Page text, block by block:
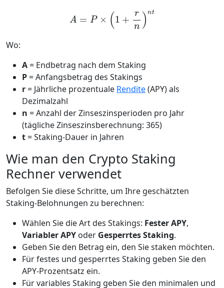
1+ nt
Wo:
A= Endbetrag nach dem Staking
P= Anfangsbetrag des Stakings
r= Jährliche prozentuale Rendite(APY) als
Dezimalzahl
n = Anzahl der Zinseszinsperioden pro Jahr
(tägliche Zinseszinsberechnung: 365)
t= Staking-Dauer in Jahren
Wie man den Crypto Staking
Rechner verwendet
Befolgen Sie diese Schritte, um Ihre geschätzten
Staking-Belohnungen zu berechnen:
Wählen Sie die Art des Stakings: Fester APY,
Variabler APY oder Gesperrtes Staking.
Geben Sie den Betrag ein, den Sie staken möchten.
Für festes und gesperrtes Staking geben Sie den
APY-Prozentsatz ein.
Für variables Staking geben Sie den minimalen und